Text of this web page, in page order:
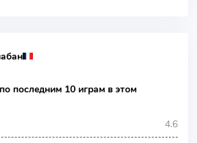
последним 10 играм в этом
4.6